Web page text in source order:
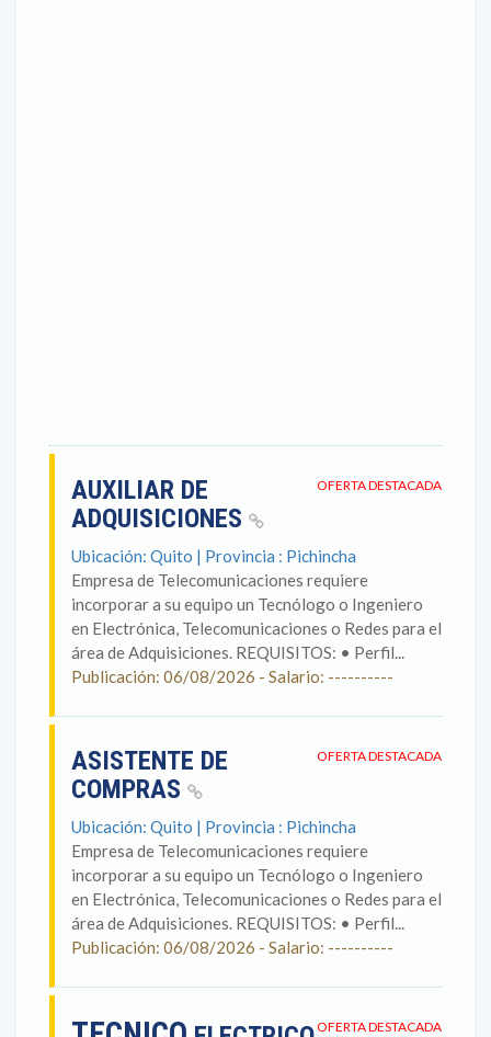
OFERTA DESTACADA
AUXILIAR DE
ADQUISICIONES
Ubicación: Quito | Provincia : Pichincha
Empresa de Telecomunicaciones requiere
incorporar a su equipo un Tecnólogo o Ingeniero
en Electrónica, Telecomunicaciones o Redes para el
área de Adquisiciones. REQUISITOS: • Perfil...
Publicación: 06/08/2026 - Salario: ----------
OFERTA DESTACADA
ASISTENTE DE
COMPRAS
Ubicación: Quito | Provincia : Pichincha
Empresa de Telecomunicaciones requiere
incorporar a su equipo un Tecnólogo o Ingeniero
en Electrónica, Telecomunicaciones o Redes para el
área de Adquisiciones. REQUISITOS: • Perfil...
Publicación: 06/08/2026 - Salario: ----------
OFERTA DESTACADA